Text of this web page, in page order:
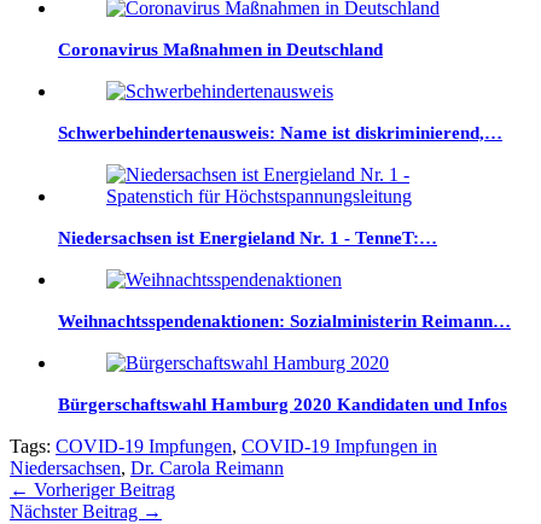
Coronavirus Maßnahmen in Deutschland
Schwerbehindertenausweis: Name ist diskriminierend,…
Niedersachsen ist Energieland Nr. 1 - TenneT:…
Weihnachtsspendenaktionen: Sozialministerin Reimann…
Bürgerschaftswahl Hamburg 2020 Kandidaten und Infos
Tags: COVID-19 Impfungen, COVID-19 Impfungen in
Niedersachsen, Dr. Carola Reimann
← Vorheriger Beitrag
Nächster Beitrag →